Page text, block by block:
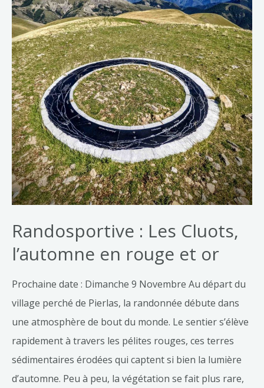
Randosportive : Les Cluots,
l’automne en rouge et or
Prochaine date : Dimanche 9 Novembre Au départ du
village perché de Pierlas, la randonnée débute dans
une atmosphère de bout du monde. Le sentier s’élève
rapidement à travers les pélites rouges, ces terres
sédimentaires érodées qui captent si bien la lumière
d’automne. Peu à peu, la végétation se fait plus rare,